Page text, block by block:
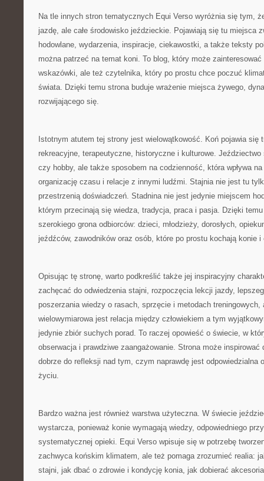
Na tle innych stron tematycznych Equi Verso wyróżnia się tym,
jazdę, ale całe środowisko jeździeckie. Pojawiają się tu miejsca
hodowlane, wydarzenia, inspiracje, ciekawostki, a także teksty
można patrzeć na temat koni. To blog, który może
wskazówki, ale też czytelnika, który po prostu chce poczuć
świata. Dzięki temu strona buduje wrażenie miejsca żywego,
rozwijającego się.
Istotnym atutem tej strony jest wielowątkowość. Koń pojawia się
rekreacyjne, terapeutyczne, historyczne i kulturowe.
czy hobby, ale także sposobem na codzienność, która wpływa
organizację czasu i relacje z innymi ludźmi. Stajnia nie jest tu
przestrzenią doświadczeń. Stadnina nie jest jedynie miejscem
którym przecinają się wiedza, tradycja, praca i pasja. Dzięki
szerokiego grona odbiorców: dzieci, młodzieży, dorosłych,
jeźdźców, zawodników oraz osób, które po prostu kochają konie
Opisując tę stronę, warto podkreślić także jej inspiracyjny
zachęcać do odwiedzenia stajni, rozpoczęcia lekcji jazdy,
poszerzania wiedzy o rasach, sprzęcie i metodach
wielowymiarowa jest relacja między człowiekiem a tym
jedynie zbiór suchych porad. To raczej opowieść o świecie, w
obserwacja i prawdziwe zaangażowanie. Strona może inspirować
dobrze do refleksji nad tym, czym naprawdę jest odpowiedzialna
życiu.
Bardzo ważna jest również warstwa użyteczna. W świecie
wystarcza, ponieważ konie wymagają wiedzy, odpowiedniego
systematycznej opieki. Equi Verso wpisuje się w potrzebę
zachwyca końskim klimatem, ale też pomaga zrozumieć realia:
stajni, jak dbać o zdrowie i kondycję konia, jak dobierać